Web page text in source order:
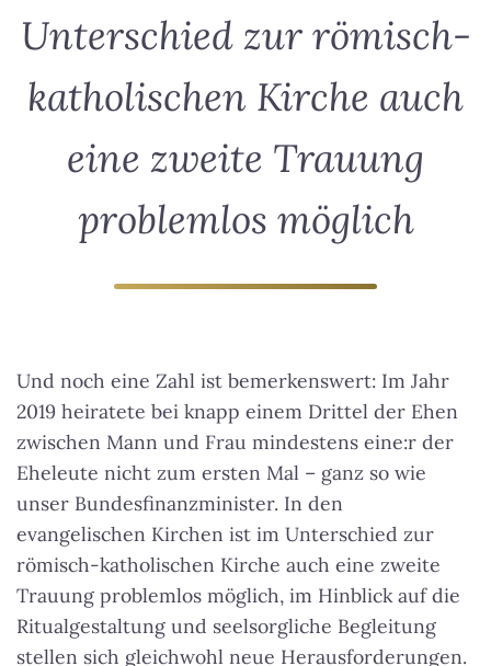
Unterschied zur römisch-
katholischen Kirche auch
eine zweite Trauung
problemlos möglich
Und noch eine Zahl ist bemerkenswert: Im Jahr
2019 heiratete bei knapp einem Drittel der Ehen
zwischen Mann und Frau mindestens eine:r der
Eheleute nicht zum ersten Mal – ganz so wie
unser Bundesfinanzminister. In den
evangelischen Kirchen ist im Unterschied zur
römisch-katholischen Kirche auch eine zweite
Trauung problemlos möglich, im Hinblick auf die
Ritualgestaltung und seelsorgliche Begleitung
stellen sich gleichwohl neue Herausforderungen.